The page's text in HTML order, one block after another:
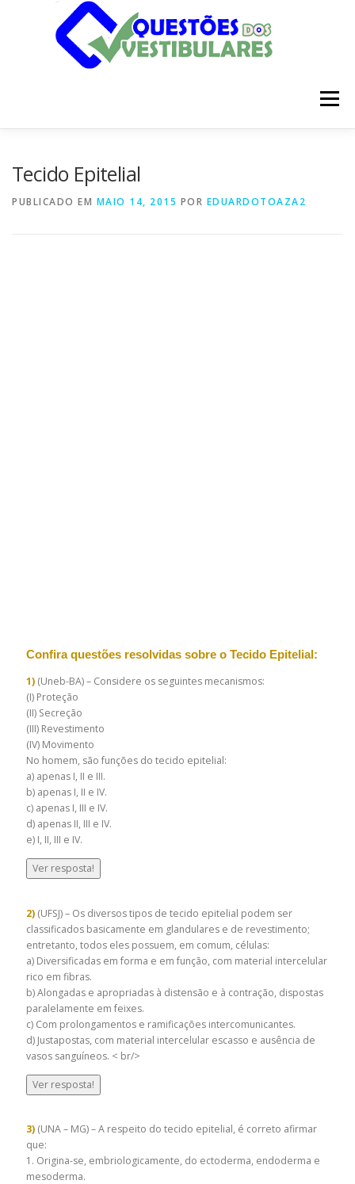
Menu
Tecido Epitelial
PUBLICADO EM MAIO 14, 2015 POR EDUARDOTOAZA2
Confira questões resolvidas sobre o Tecido Epitelial:
1) (Uneb-BA) – Considere os seguintes mecanismos:
(I) Proteção
(II) Secreção
(III) Revestimento
(IV) Movimento
No homem, são funções do tecido epitelial:
a) apenas I, II e III.
b) apenas I, II e IV.
c) apenas I, III e IV.
d) apenas II, III e IV.
e) I, II, III e IV.
Ver resposta!
2) (UFSJ) – Os diversos tipos de tecido epitelial podem ser
classificados basicamente em glandulares e de revestimento;
entretanto, todos eles possuem, em comum, células:
a) Diversificadas em forma e em função, com material intercelular
rico em fibras.
b) Alongadas e apropriadas à distensão e à contração, dispostas
paralelamente em feixes.
c) Com prolongamentos e ramificações intercomunicantes.
d) Justapostas, com material intercelular escasso e ausência de
vasos sanguíneos. < br/>
Ver resposta!
3) (UNA – MG) – A respeito do tecido epitelial, é correto afirmar
que:
1. Origina-se, embriologicamente, do ectoderma, endoderma e
mesoderma.